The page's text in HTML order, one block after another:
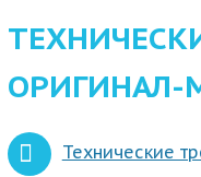
ОРИГИНАЛ-
Технические